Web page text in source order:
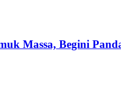
Massa, Begini